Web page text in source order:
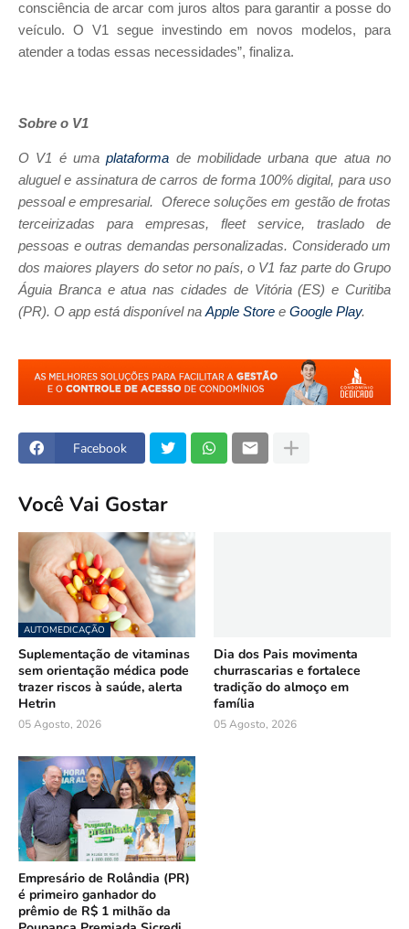
consciência de arcar com juros altos para garantir a posse do
veículo. O V1 segue investindo em novos modelos, para
atender a todas essas necessidades”, finaliza.
Sobre o V1
O V1 é umaplataforma de mobilidade urbana que atua no
aluguel e assinatura de carros de forma 100% digital, para uso
pessoal e empresarial. Oferece soluções em gestão de frotas
terceirizadas para empresas, fleet service, traslado de
pessoas e outras demandas personalizadas. Considerado um
dos maiores players do setor no país, o V1 faz parte do Grupo
Águia Branca e atua nas cidades de Vitória (ES) e Curitiba
(PR). O app está disponível naApple Store e Google Play.
Facebook
Você Vai Gostar
AUTOMEDICAÇÃO
Suplementação de vitaminas
sem orientação médica pode
trazer riscos à saúde, alerta
Hetrin
05 Agosto, 2026
Dia dos Pais movimenta
churrascarias e fortalece
tradição do almoço em
família
05 Agosto, 2026
Empresário de Rolândia (PR)
é primeiro ganhador do
prêmio de R$ 1 milhão da